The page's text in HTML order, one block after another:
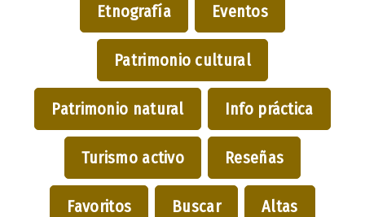
Etnografía Eventos
Patrimonio cultural
Patrimonio natural Info práctica
Turismo activo Reseñas
Favoritos Buscar Altas